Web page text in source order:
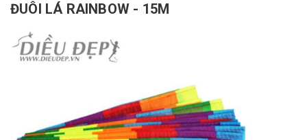
ĐUÔI LÁ RAINBOW - 15M